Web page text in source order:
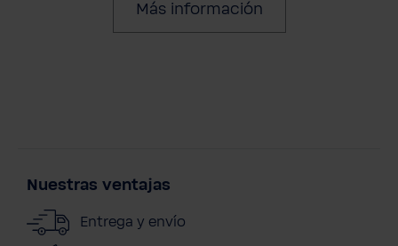
Más información
Nuestras ventajas
Entrega y envío